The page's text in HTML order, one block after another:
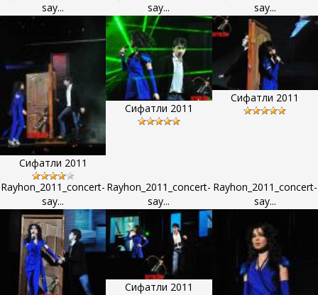
say...
Сифатли 2011
say...
Сифатли 2011
say...
Сифатли 2011
Rayhon_2011_concert-
say...
Rayhon_2011_concert-
say...
Сифатли 2011
Rayhon_2011_concert-
say...